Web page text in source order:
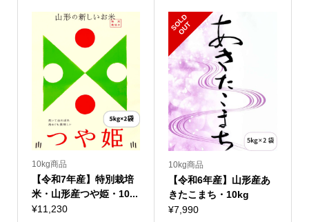
10kg商品
【令和7年産】特別栽培
米・山形産つや姫・10...
¥11,230
S
O
L
D
O
U
T
10kg商品
【令和6年産】山形産あ
きたこまち・10kg
¥7,990